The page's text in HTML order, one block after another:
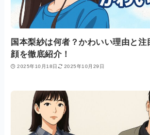
国本梨紗は何者？かわいい理由と
顔を徹底紹介！
2025年10月18日 2025年10月29日